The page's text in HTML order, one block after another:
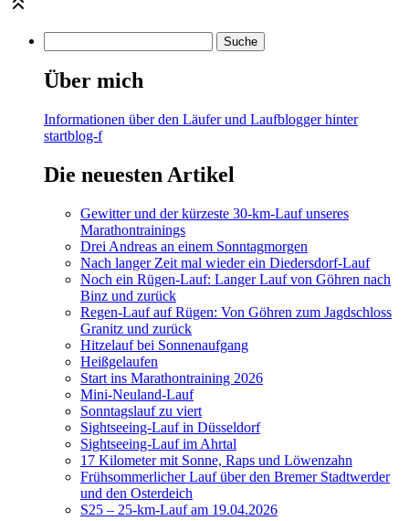
Über mich
Informationen über den Läufer und Laufblogger hinter
startblog-f
Die neuesten Artikel
Gewitter und der kürzeste 30-km-Lauf unseres
Marathontrainings
Drei Andreas an einem Sonntagmorgen
Nach langer Zeit mal wieder ein Diedersdorf-Lauf
Noch ein Rügen-Lauf: Langer Lauf von Göhren nach
Binz und zurück
Regen-Lauf auf Rügen: Von Göhren zum Jagdschloss
Granitz und zurück
Hitzelauf bei Sonnenaufgang
Heißgelaufen
Start ins Marathontraining 2026
Mini-Neuland-Lauf
Sonntagslauf zu viert
Sightseeing-Lauf in Düsseldorf
Sightseeing-Lauf im Ahrtal
17 Kilometer mit Sonne, Raps und Löwenzahn
Frühsommerlicher Lauf über den Bremer Stadtwerder
und den Osterdeich
S25 – 25-km-Lauf am 19.04.2026